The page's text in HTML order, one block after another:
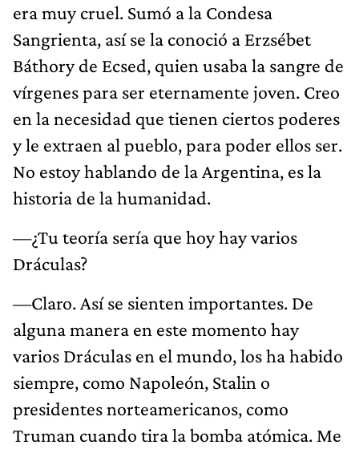
era muy cruel. Sumó a la Condesa
Sangrienta, así se la conoció a Erzsébet
Báthory de Ecsed, quien usaba la sangre de
vírgenes para ser eternamente joven. Creo
en la necesidad que tienen ciertos poderes
y le extraen al pueblo, para poder ellos ser.
No estoy hablando de la Argentina, es la
historia de la humanidad.
—¿Tu teoría sería que hoy hay varios
Dráculas?
—Claro. Así se sienten importantes. De
alguna manera en este momento hay
varios Dráculas en el mundo, los ha habido
siempre, como Napoleón, Stalin o
presidentes norteamericanos, como
Truman cuando tira la bomba atómica. Me